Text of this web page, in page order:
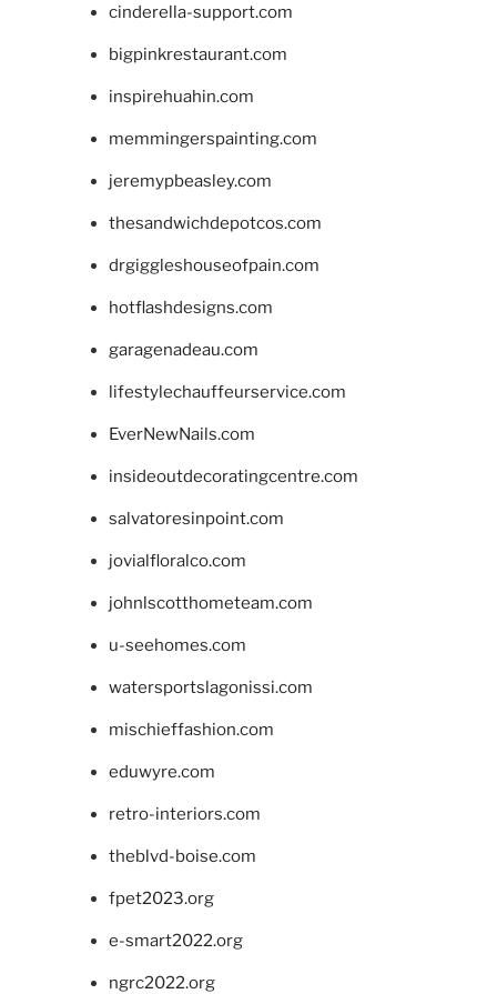
cinderella-support.com
bigpinkrestaurant.com
inspirehuahin.com
memmingerspainting.com
jeremypbeasley.com
thesandwichdepotcos.com
drgiggleshouseofpain.com
hotflashdesigns.com
garagenadeau.com
lifestylechauffeurservice.com
EverNewNails.com
insideoutdecoratingcentre.com
salvatoresinpoint.com
jovialfloralco.com
johnlscotthometeam.com
u-seehomes.com
watersportslagonissi.com
mischieffashion.com
eduwyre.com
retro-interiors.com
theblvd-boise.com
fpet2023.org
e-smart2022.org
ngrc2022.org